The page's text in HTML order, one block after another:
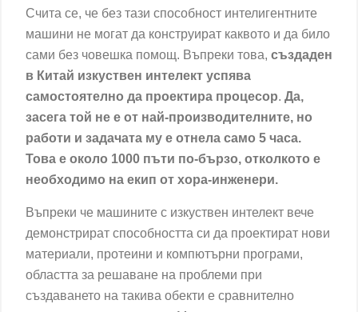
Счита се, че без тази способност интелигентните
машини не могат да конструират каквото и да било
сами без човешка помощ. Въпреки това, създаден
в Китай изкуствен интелект успява
самостоятелно да проектира процесор. Да,
засега той не е от най-производителните, но
работи и задачата му е отнела само 5 часа.
Това е около 1000 пъти по-бързо, отколкото е
необходимо на екип от хора-инженери.
Въпреки че машините с изкуствен интелект вече
демонстрират способността си да проектират нови
материали, протеини и компютърни програми,
областта за решаване на проблеми при
създаването на такива обекти е сравнително